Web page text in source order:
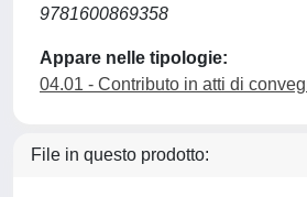
9781600869358
Appare nelle tipologie:
04.01 - Contributo in atti di
File in questo prodotto: